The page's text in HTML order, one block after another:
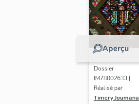
Aperçu
Dossier
IM78002633 |
Réalisé par
Timery Joumana